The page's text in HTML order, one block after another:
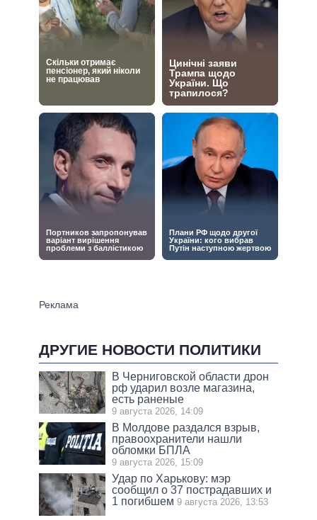
ДРУГИЕ НОВОСТИ ПОЛИТИКИ
В Черниговской области дрон
рф ударил возле магазина,
есть раненые
9 августа 2026, 14:09
В Молдове раздался взрыв,
правоохранители нашли
обломки БПЛА
9 августа 2026, 15:09
Удар по Харькову: мэр
сообщил о 37 пострадавших и
1 погибшем 9 августа 2026, 13:53